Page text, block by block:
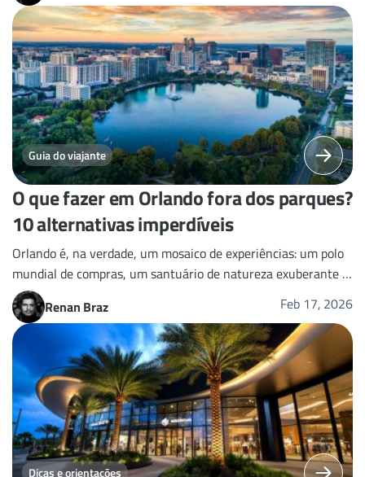
Guia do viajante
O que fazer em Orlando fora dos parques?
10 alternativas imperdíveis
Orlando é, na verdade, um mosaico de experiências: um polo
mundial de compras, um santuário de natureza exuberante e
um centro de gastronomia internacional.
Renan Braz Feb 17, 2026
Dicas e orientações